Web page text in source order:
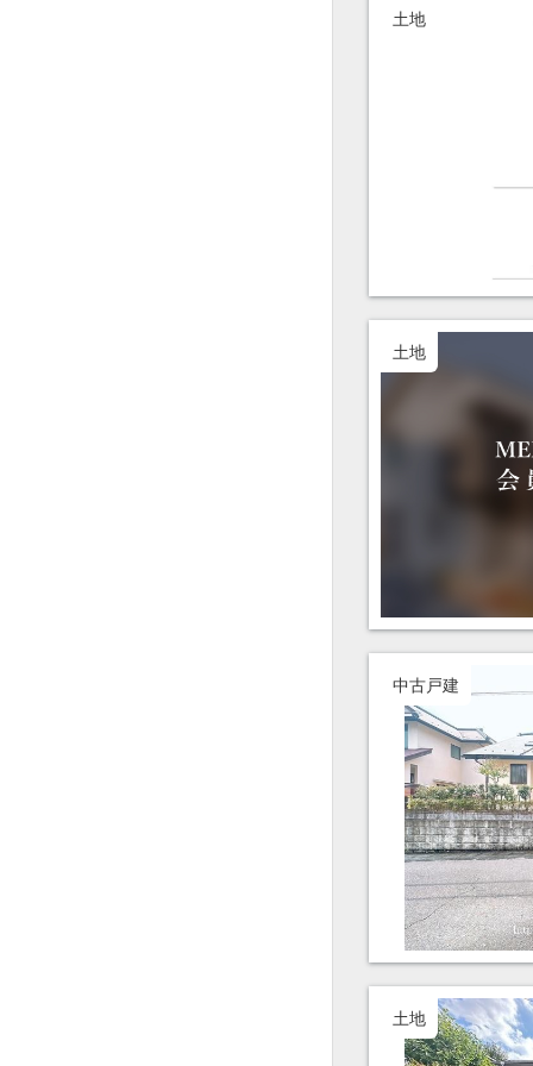
土地
土地
中古戸建
土地